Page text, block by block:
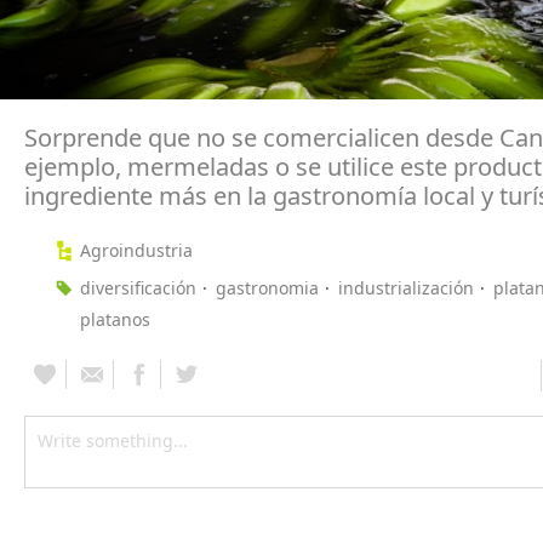
Sorprende que no se comercialicen desde
ejemplo, mermeladas o se utilice este
ingrediente más en la gastronomía local y
Agroindustria
diversificación
gastronomia industrialización
platanos